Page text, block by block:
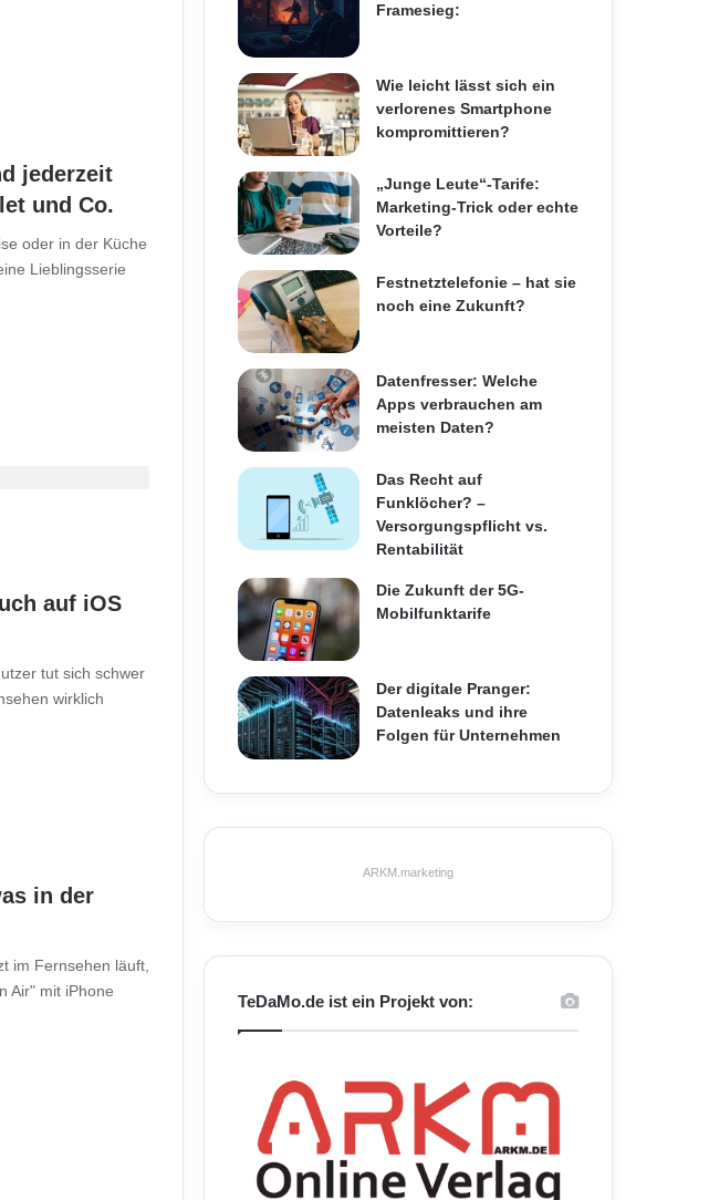
jederzeit
und Co.
oder in der Küche
Lieblingsserie
auf iOS
tut sich schwer
wirklich
in der
im Fernsehen läuft,
Air" mit iPhone
Framesieg:
Wie leicht lässt sich ein
verlorenes Smartphone
kompromittieren?
„Junge Leute“-Tarife:
Marketing-Trick oder echte
Vorteile?
Festnetztelefonie – hat sie
noch eine Zukunft?
Datenfresser: Welche
Apps verbrauchen am
meisten Daten?
Das Recht auf
Funklöcher? –
Versorgungspflicht vs.
Rentabilität
Die Zukunft der 5G-
Mobilfunktarife
Der digitale Pranger:
Datenleaks und ihre
Folgen für Unternehmen
ARKM.marketing
TeDaMo.de ist ein Projekt von: